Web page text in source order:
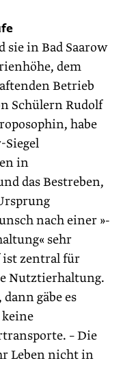
in Bad Saarow
dem
Betrieb
Schülern Rudolf
habe
Siegel
in
das Bestreben,
nach einer »­
sehr
ist zentral für
Nutztierhaltung.
gäbe es
– Die
Leben nicht in